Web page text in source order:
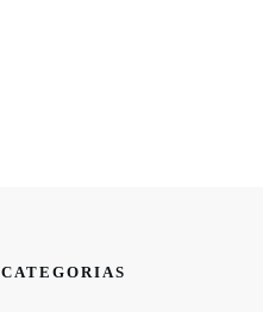
CATEGORIAS